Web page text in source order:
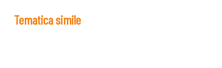
Tematica simile